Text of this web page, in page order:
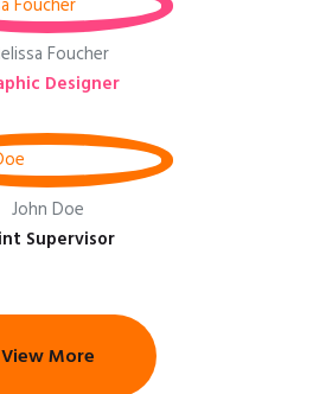
Foucher
Designer
John Doe
Supervisor
View More